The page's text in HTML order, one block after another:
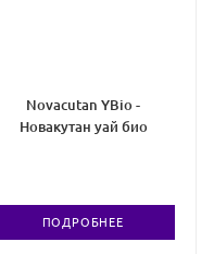
Novacutan YBio -
Новакутан уай био
ПОДРОБНЕЕ